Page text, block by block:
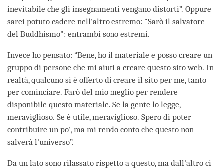
inevitabile che gli insegnamenti vengano distorti”. Oppure
sarei potuto cadere nell'altro estremo: "Sarò il salvatore
del Buddhismo": entrambi sono estremi.
Invece ho pensato: “Bene, ho il materiale e posso creare un
gruppo di persone che mi aiuti a creare questo sito web. In
realtà, qualcuno si è offerto di creare il sito per me, tanto
per cominciare. Farò del mio meglio per rendere
disponibile questo materiale. Se la gente lo legge,
meraviglioso. Se è utile, meraviglioso. Spero di poter
contribuire un po', ma mi rendo conto che questo non
salverà l'universo”.
Da un lato sono rilassato rispetto a questo, ma dall'altro ci